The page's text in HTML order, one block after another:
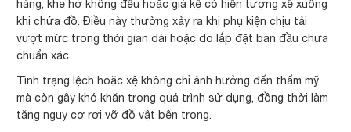
hàng, khe hở không đều hoặc giá kệ có hiện tượng xệ xuống
khi chứa đồ. Điều này thường xảy ra khi phụ kiện chịu tải
vượt mức trong thời gian dài hoặc do lắp đặt ban đầu chưa
chuẩn xác.
Tình trạng lệch hoặc xệ không chỉ ảnh hưởng đến thẩm mỹ
mà còn gây khó khăn trong quá trình sử dụng, đồng thời làm
tăng nguy cơ rơi vỡ đồ vật bên trong.